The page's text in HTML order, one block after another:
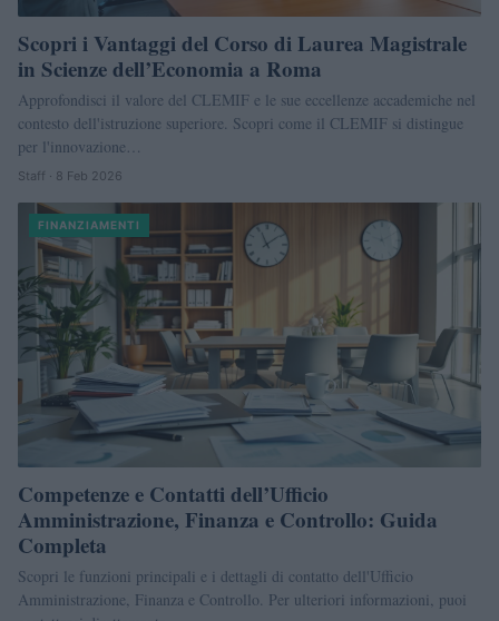
Scopri i Vantaggi del Corso di Laurea Magistrale
in Scienze dell’Economia a Roma
Approfondisci il valore del CLEMIF e le sue eccellenze accademiche nel
contesto dell'istruzione superiore. Scopri come il CLEMIF si distingue
per l'innovazione…
Staff · 8 Feb 2026
FINANZIAMENTI
Competenze e Contatti dell’Ufficio
Amministrazione, Finanza e Controllo: Guida
Completa
Scopri le funzioni principali e i dettagli di contatto dell'Ufficio
Amministrazione, Finanza e Controllo. Per ulteriori informazioni, puoi